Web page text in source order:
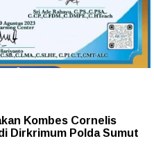
Kombes Cornelis
Dirkrimum Polda Sumut